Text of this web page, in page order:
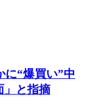
に“爆買い”中
」と指摘